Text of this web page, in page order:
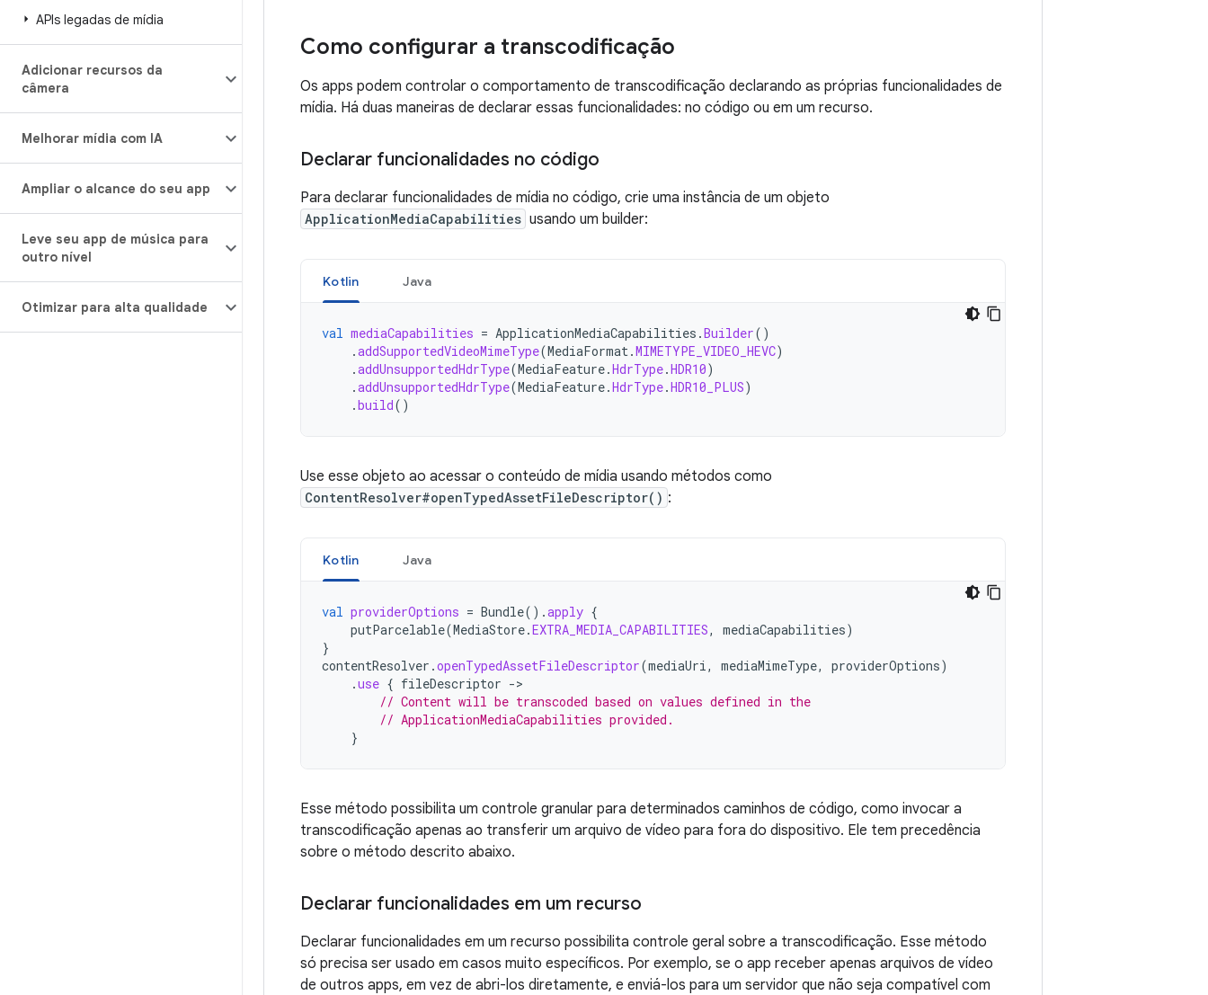
APIs legadas de mídia
Adicionar recursos da
câmera
Melhorar mídia com IA
Ampliar o alcance do seu app
Leve seu app de música para
outro nível
Otimizar para alta qualidade
Como configurar a transcodificação
Os apps podem controlar o comportamento de transcodificação declarando as próprias funcionalidades de
mídia. Há duas maneiras de declarar essas funcionalidades: no código ou em um recurso.
Declarar funcionalidades no código
Para declarar funcionalidades de mídia no código, crie uma instância de um objeto
ApplicationMediaCapabilities usando um builder:
Kotlin Java
val mediaCapabilities = ApplicationMediaCapabilities .Builder()
.addSupportedVideoMimeType(MediaFormat.MIMETYPE_VIDEO_HEVC)
.addUnsupportedHdrType(MediaFeature.HdrType.HDR10)
.addUnsupportedHdrType(MediaFeature.HdrType.HDR10_PLUS)
.build()
Use esse objeto ao acessar o conteúdo de mídia usando métodos como
ContentResolver#openTypedAssetFileDescriptor() :
Kotlin Java
val providerOptions = Bundle().apply {
putParcelable(MediaStore.EXTRA_MEDIA_CAPABILITIES, mediaCapabilities)
}
contentResolver .openTypedAssetFileDescriptor(mediaUri, mediaMimeType, providerOptions)
.use { fileDescriptor ->
// Content will be transcoded based on values defined in the
// ApplicationMediaCapabilities provided.
}
Esse método possibilita um controle granular para determinados caminhos de código, como invocar a
transcodificação apenas ao transferir um arquivo de vídeo para fora do dispositivo. Ele tem precedência
sobre o método descrito abaixo.
Declarar funcionalidades em um recurso
Declarar funcionalidades em um recurso possibilita controle geral sobre a transcodificação. Esse método
só precisa ser usado em casos muito específicos. Por exemplo, se o app receber apenas arquivos de vídeo
de outros apps, em vez de abri-los diretamente, e enviá-los para um servidor que não seja compatível com